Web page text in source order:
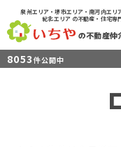
泉州エリア・堺市エリア・南河内エリ
紀北エリア の不動産・住宅専
の不動産仲
8053 件公開中